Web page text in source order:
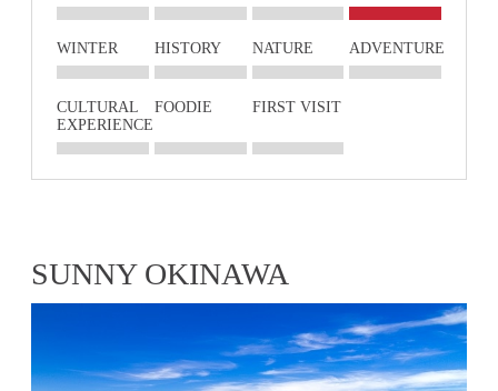
WINTER HISTORY NATURE ADVENTURE
CULTURAL
EXPERIENCE
FOODIE FIRST VISIT
SUNNY OKINAWA